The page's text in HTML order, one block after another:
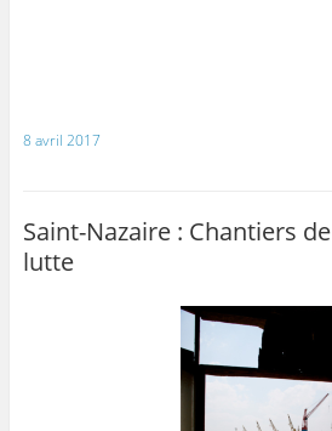
8 avril 2017
Saint-Nazaire : Chantiers
lutte